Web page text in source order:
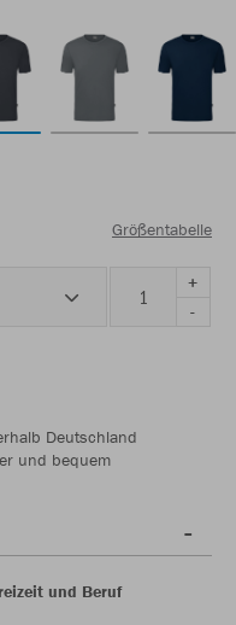
Größentabelle
+
-
Deutschland
und bequem
und Beruf